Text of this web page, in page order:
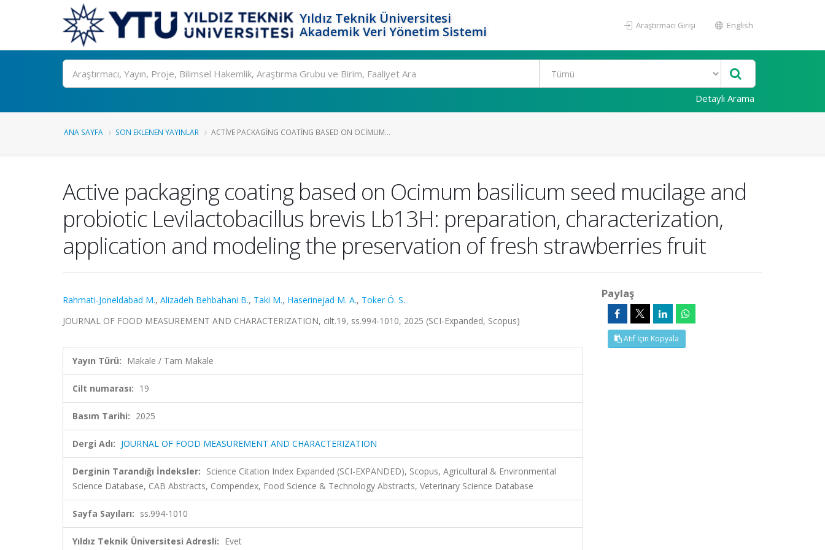
Yıldız Teknik Üniversitesi
Akademik Veri Yönetim Sistemi
Araştırmacı Girişi English
Ara
Detaylı Arama
ANA SAYFA SON EKLENEN YAYINLAR ACTIVE PACKAGING COATING BASED ON OCIMUM...
Active packaging coating based on Ocimum basilicum seed mucilage and
probiotic Levilactobacillus brevis Lb13H: preparation, characterization,
application and modeling the preservation of fresh strawberries fruit
Rahmati-Joneldabad M., Alizadeh Behbahani B., Taki M., Haserinejad M. A., Toker Ö. S.
JOURNAL OF FOOD MEASUREMENT AND CHARACTERIZATION, cilt.19, ss.994-1010, 2025 (SCI-Expanded, Scopus)
Yayın Türü: Makale / Tam Makale
Cilt numarası: 19
Basım Tarihi: 2025
Dergi Adı: JOURNAL OF FOOD MEASUREMENT AND CHARACTERIZATION
Derginin Tarandığı İndeksler: Science Citation Index Expanded (SCI-EXPANDED), Scopus, Agricultural & Environmental
Science Database, CAB Abstracts, Compendex, Food Science & Technology Abstracts, Veterinary Science Database
Sayfa Sayıları: ss.994-1010
Yıldız Teknik Üniversitesi Adresli: Evet
Paylaş
Atıf İçin Kopyala